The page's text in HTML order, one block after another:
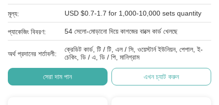
মূল্য: USD $0.7-1.7 for 1,000-10,000 sets quantity
প্যাকেজিং বিবরণ: 54 সেলো-মোড়ানো দিয়ে কাগজের বাক্সে কার্ড খেলছে
অর্থ প্রদানের শর্তাবলী:
ক্রেডিট কার্ড, টি / টি, এল / সি, ওয়েস্টার্ন ইউনিয়ন, পেপাল, ই-
চেকিং, ডি / এ, ডি / পি, মানিগ্রাম
সেরা দাম পান এখন চ্যাট করুন